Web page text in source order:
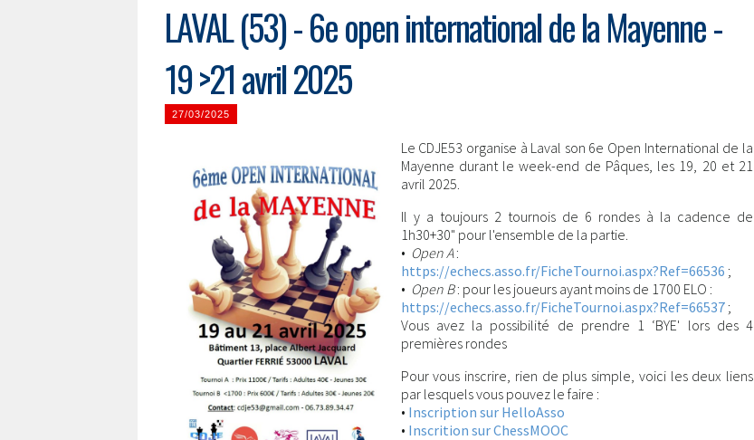
LAVAL (53) - 6e open international de la Mayenne -
19 >21 avril 2025
27/03/2025
Le CDJE53 organise à Laval son 6e Open International de la
Mayenne durant le week-end de Pâques, les 19, 20 et 21
avril 2025.
Il y a toujours 2 tournois de 6 rondes à la cadence de
1h30+30" pour l'ensemble de la partie.
• Open A:
https://echecs.asso.fr/FicheTournoi.aspx?Ref=66536 ;
• Open B: pour les joueurs ayant moins de 1700 ELO :
https://echecs.asso.fr/FicheTournoi.aspx?Ref=66537;
Vous avez la possibilité de prendre 1 ‘BYE' lors des 4
premières rondes
Pour vous inscrire, rien de plus simple, voici les deux liens
par lesquels vous pouvez le faire :
• Inscription sur HelloAsso
• Inscrition sur ChessMOOC